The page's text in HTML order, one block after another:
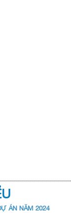
ÁN NĂM 2024